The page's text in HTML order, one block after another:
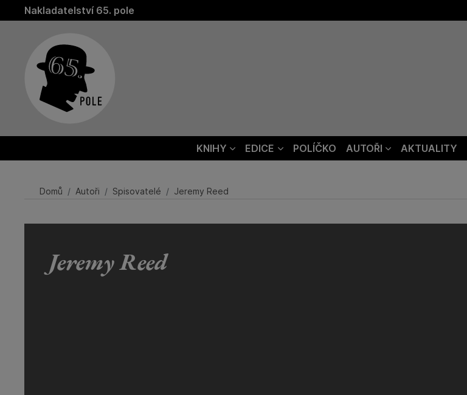
Nakladatelství 65. pole
KNIHY EDICE POLÍČKO AUTOŘI AKTUALITY
Domů Autoři Spisovatelé Jeremy Reed
Jeremy Reed